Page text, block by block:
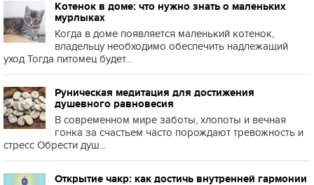
Котенок в доме: что нужно знать о маленьких
мурлыках
Когда в доме появляется маленький котенок,
владельцу необходимо обеспечить надлежащий
уход Тогда питомец будет...
Руническая медитация для достижения
душевного равновесия
В современном мире заботы, хлопоты и вечная
гонка за счастьем часто порождают тревожность и
стресс Обрести душ...
Открытие чакр: как достичь внутренней гармонии